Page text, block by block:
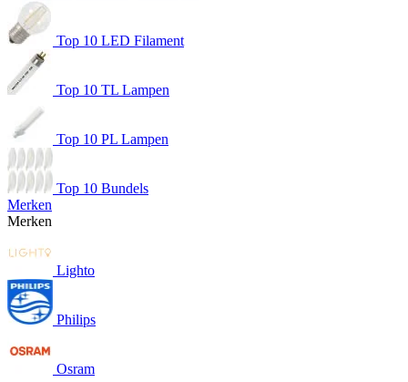
Top 10 LED Filament
Top 10 TL Lampen
Top 10 PL Lampen
Top 10 Bundels
Merken
Merken
Lighto
Philips
Osram